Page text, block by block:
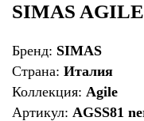
SIMAS
Бренд: SIMAS
Страна: Италия
Коллекция: Agile
Артикул: AGSS81